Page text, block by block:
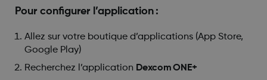
Pour configurer l’application :
Allez sur votre boutique d’applications (App Store,
Google Play)
Recherchez l’application Dexcom ONE+